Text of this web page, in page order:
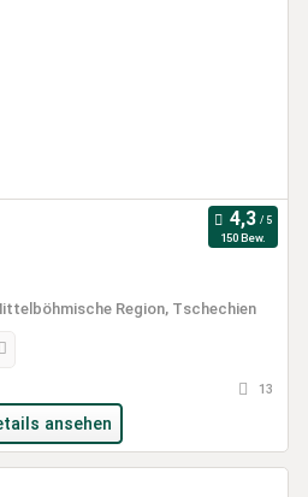
150 Bew.
Region, Tschechien
13
ansehen